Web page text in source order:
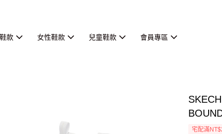
款 女性鞋款 兒童鞋款 會員專區
宅配滿